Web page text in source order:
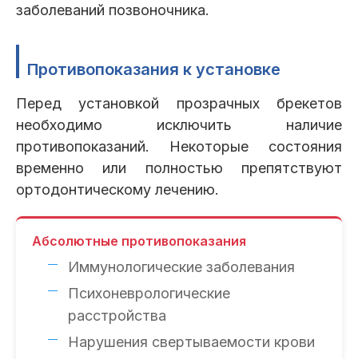
заболеваний позвоночника.
Противопоказания к установке
Перед установкой прозрачных брекетов
необходимо исключить наличие
противопоказаний. Некоторые состояния
временно или полностью препятствуют
ортодонтическому лечению.
Абсолютные противопоказания
Иммунологические заболевания
Психоневрологические
расстройства
Нарушения свертываемости крови